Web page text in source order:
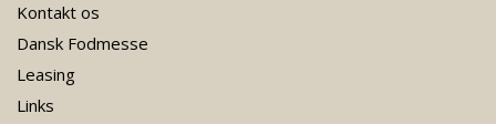
Kontakt os
Dansk Fodmesse
Leasing
Links